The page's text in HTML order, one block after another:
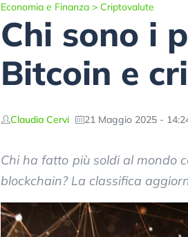
Economia e Finanza > Criptovalute
Chi sono i
Bitcoin e
Claudia Cervi 21 Maggio 2025 -
Chi ha fatto più soldi al mondo
blockchain? La classifica